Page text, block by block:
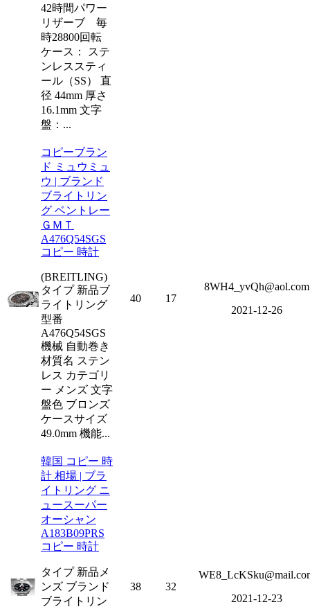
42時間パワー
リザーブ 毎
時28800回転
ケース： ステ
ンレススティ
ール（SS） 直
径 44mm 厚さ
16.1mm 文字
盤：...
コピーブラン
ド ミュウミュ
ウ | ブランド
ブライトリン
グ ベントレー
ＧＭＴ
A476Q54SGS
コピー 時計
(BREITLING)
タイプ 新品ブ
ライトリング
型番
A476Q54SGS
機械 自動巻き
材質名 ステン
レス カテゴリ
ー メンズ 文字
盤色 ブロンズ
ケースサイズ
49.0mm 機能...
40 17
8WH4_yvQh@aol.com
2021-12-26
韓国 コピー 時
計 相場 | ブラ
イトリング ニ
ュースーパー
オーシャン
A183B09PRS
コピー 時計
タイプ 新品メ
ンズ ブランド
ブライトリン
38 32
2021-12-23